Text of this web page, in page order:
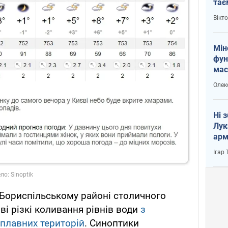
районі столичного
різкі коливання рівнів води з
територій. Синоптики
і
Ні